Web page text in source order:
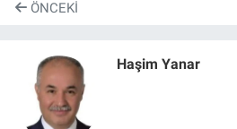
ÖNCEKI
Haşim Yanar